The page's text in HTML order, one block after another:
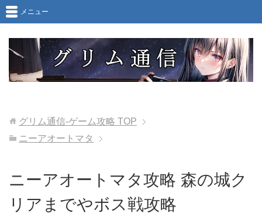
メニュー
グリム通信-ゲーム攻略 TOP
ニーアオートマタ
ニーアオートマタ攻略 森の城ク
リアまでやボス戦攻略